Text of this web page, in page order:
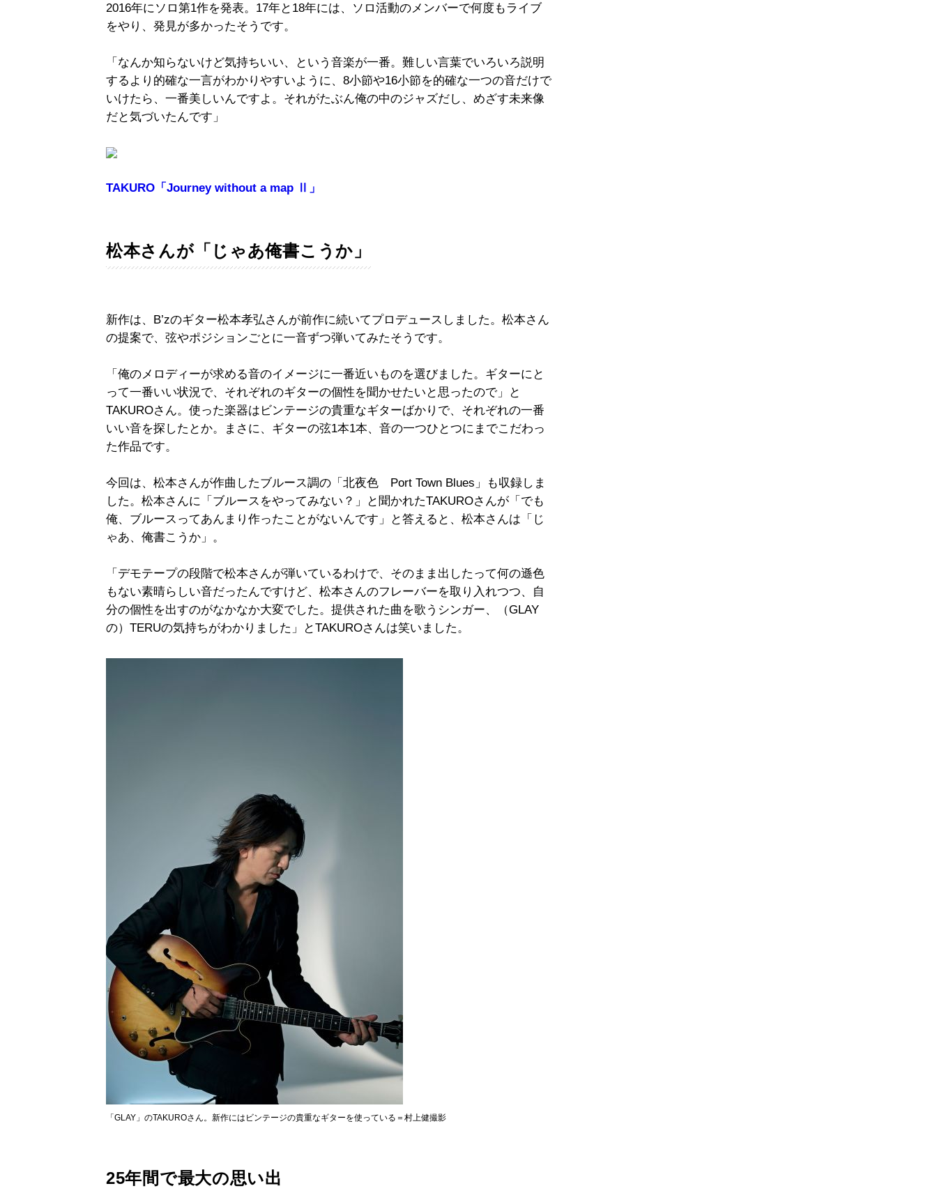
2016年にソロ第1作を発表。17年と18年には、ソロ活動のメンバーで何度もライブ
をやり、発見が多かったそうです。
「なんか知らないけど気持ちいい、という音楽が一番。難しい言葉でいろいろ説明
するより的確な一言がわかりやすいように、8小節や16小節を的確な一つの音だけで
いけたら、一番美しいんですよ。それがたぶん俺の中のジャズだし、めざす未来像
だと気づいたんです」
TAKURO「Journey without a map Ⅱ」
松本さんが「じゃあ俺書こうか」
新作は、B’zのギター松本孝弘さんが前作に続いてプロデュースしました。松本さん
の提案で、弦やポジションごとに一音ずつ弾いてみたそうです。
「俺のメロディーが求める音のイメージに一番近いものを選びました。ギターにと
って一番いい状況で、それぞれのギターの個性を聞かせたいと思ったので」と
TAKUROさん。使った楽器はビンテージの貴重なギターばかりで、それぞれの一番
いい音を探したとか。まさに、ギターの弦1本1本、音の一つひとつにまでこだわっ
た作品です。
今回は、松本さんが作曲したブルース調の「北夜色 Port Town Blues」も収録しま
した。松本さんに「ブルースをやってみない？」と聞かれたTAKUROさんが「でも
俺、ブルースってあんまり作ったことがないんです」と答えると、松本さんは「じ
ゃあ、俺書こうか」。
「デモテープの段階で松本さんが弾いているわけで、そのまま出したって何の遜色
もない素晴らしい音だったんですけど、松本さんのフレーバーを取り入れつつ、自
分の個性を出すのがなかなか大変でした。提供された曲を歌うシンガー、（GLAY
の）TERUの気持ちがわかりました」とTAKUROさんは笑いました。
「GLAY」のTAKUROさん。新作にはビンテージの貴重なギターを使っている＝村上健撮影
25年間で最大の思い出